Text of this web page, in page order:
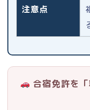
注意点
合宿免許を